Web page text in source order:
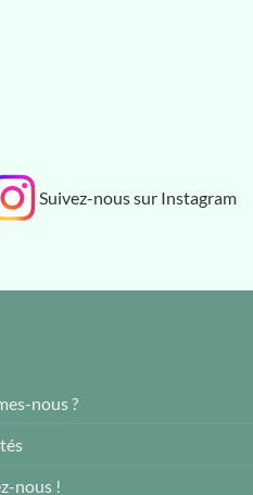
Suivez-nous sur Instagram
nous ?
nous !